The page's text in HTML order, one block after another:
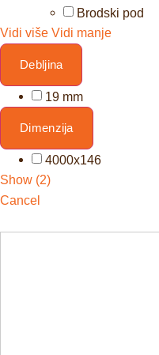
Brodski pod
Vidi više Vidi manje
Debljina
19 mm
Dimenzija
4000x146
Show (2)
Cancel